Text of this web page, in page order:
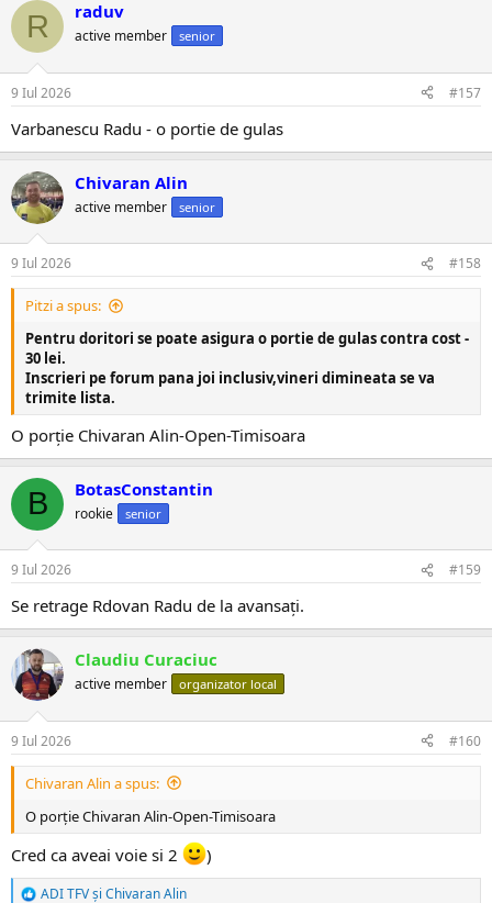
R raduv
active member senior
9 Iul 2026 #157
Varbanescu Radu - o portie de gulas
Chivaran Alin
active member senior
9 Iul 2026 #158
Pitzi a spus:
Pentru doritori se poate asigura o portie de gulas contra cost -
30 lei.
Inscrieri pe forum pana joi inclusiv,vineri dimineata se va
trimite lista.
O porție Chivaran Alin-Open-Timisoara
B BotasConstantin
rookie senior
9 Iul 2026 #159
Se retrage Rdovan Radu de la avansați.
Claudiu Curaciuc
active member organizator local
9 Iul 2026 #160
Chivaran Alin a spus:
O porție Chivaran Alin-Open-Timisoara
Cred ca aveai voie si 2 )
ADI TFVși Chivaran Alin